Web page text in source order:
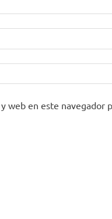
web en este navegador